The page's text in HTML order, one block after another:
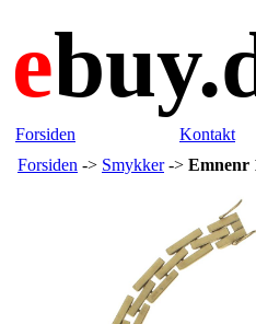
e
Forsiden Kontakt
Forsiden -> Smykker-> Emnenr